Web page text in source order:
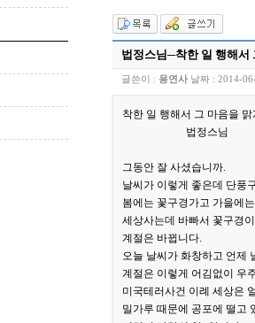
법정스님─착한 일 행해서
글쓴이 : 용연사 날짜 : 2014-
착한 일 행해서 그 마음을
법정스님
그동안 잘 사셨습니까.
날씨가 이렇게 좋은데 단풍
봄에는 꽃구경가고 가을에
세상사는데 바빠서 꽃구경
계절은 바뀝니다.
오늘 날씨가 화창하고 언제
계절은 이렇게 어김없이 우
미국테러사건 이례 세상은
밀가루 때문에 공포에 떨고